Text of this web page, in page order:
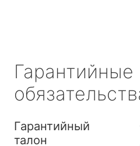
Гарантийные
Гарантийный
талон